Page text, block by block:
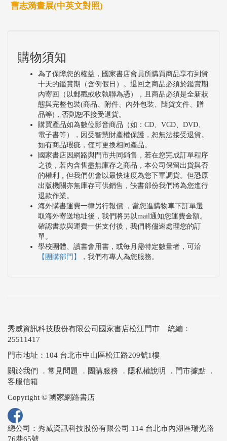
曹志漪畫展(中英文對照)
購物須知
為了保障您的權益，國家書店會員所購買商品享有到貨
十天的鑑賞期（含例假日）。退回之商品必須於鑑賞期
內寄回（以郵戳或收執聯為憑），且商品必須是全新狀
態與完整包裝(商品、附件、內外包裝、隨貨文件、贈
品等)，否則恕不接受退貨。
購買產品如為數位影音商品（如：CD、VCD、DVD、
電子書等），因受智慧財產權保護，恕無法接受退貨。
如有商品瑕疵，僅可更換相同產品。
國家書店因網路與門市共同銷售，若在您完成訂單程序
之後，若內含售盡無庫存之商品，本公司保留出貨與否
的權利，但我們仍會以最快速度為您下單調貨。但恐原
出版機關亦無庫存可供銷售，缺書部份我們將為您進行
退款作業。
海外購書運費一律另行報價 ，當您進購物車下訂單選
取海外寄送地址後，我們將另以mail通知您運費金額。
確認書款與運費一併支付後，我們將儘速處理您的訂
單。
學校團體、讀書會用書，或每月需特定數量者，可洽
【團購部門】
，我們有專人為您服務。
秀威資訊科技股份有限公司國家書店松江門市 統編：
25511417
門市地址：104 台北市中山區松江路209號1樓
關於我們
． 常見問題 ． 團購服務 ． 隱私權說明 ． 門市據點 ．
客服信箱
Copyright © 國家網路書店
總公司：秀威資訊科技股份有限公司 114 台北市內湖區瑞光路
76巷65號